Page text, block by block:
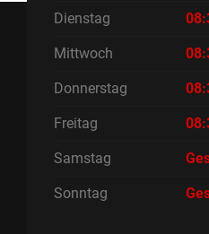
Dienstag
Mittwoch
Donnerstag
Freitag
Samstag
Sonntag